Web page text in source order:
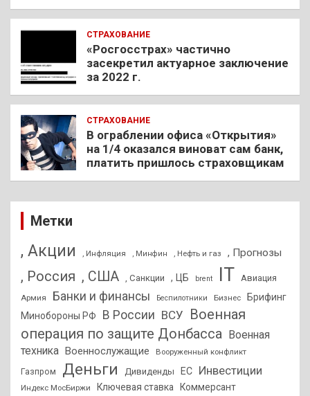
СТРАХОВАНИЕ
«Росгосстрах» частично
засекретил актуарное заключение
за 2022 г.
СТРАХОВАНИЕ
В ограблении офиса «Открытия»
на 1/4 оказался виноват сам банк,
платить пришлось страховщикам
Метки
, Акции , Инфляция , Минфин , Нефть и газ , Прогнозы
, Россия , США , Санкции , ЦБ brent IT Авиация
Армия Банки и финансы Беспилотники Бизнес
Брифинг
Минобороны РФ
В России ВСУ Военная
операция по защите Донбасса
Военная
техника
Военнослужащие Вооруженный конфликт
Газпром Деньги Дивиденды ЕС Инвестиции
Индекс МосБиржи Ключевая ставка Коммерсант